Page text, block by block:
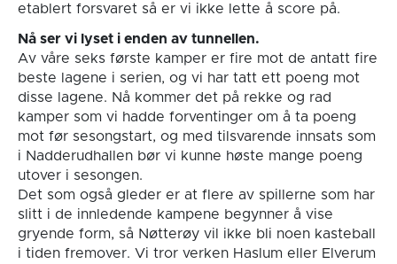
etablert forsvaret så er vi ikke lette å score på.
Nå ser vi lyset i enden av tunnellen.
Av våre seks første kamper er fire mot de antatt fire
beste lagene i serien, og vi har tatt ett poeng mot
disse lagene. Nå kommer det på rekke og rad
kamper som vi hadde forventinger om å ta poeng
mot før sesongstart, og med tilsvarende innsats som
i Nadderudhallen bør vi kunne høste mange poeng
utover i sesongen.
Det som også gleder er at flere av spillerne som har
slitt i de innledende kampene begynner å vise
gryende form, så Nøtterøy vil ikke bli noen kasteball
i tiden fremover. Vi tror verken Haslum eller Elverum